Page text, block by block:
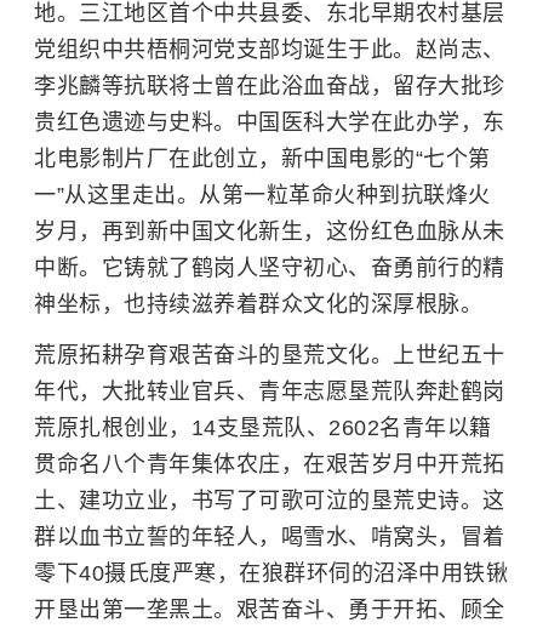
地。三江地区首个中共县委、东北早期农村基层
党组织中共梧桐河党支部均诞生于此。赵尚志、
李兆麟等抗联将士曾在此浴血奋战，留存大批珍
贵红色遗迹与史料。 中国医科大学在此办学，东
北电影制片厂在此创立，新中国电影的“七个第
一”从这里走出。从第一粒革命火种到抗联烽火
岁月，再到新中国文化新生，这份红色血脉从未
中断。它铸就了鹤岗人坚守初心、奋勇前行的精
神坐标，也持续滋养着群众文化的深厚根脉。
荒原拓耕孕育艰苦奋斗的垦荒文化。上世纪五十
年代，大批转业官兵、青年志愿垦荒队奔赴鹤岗
荒原扎根创业，14支垦荒队、2602名青年以籍
贯命名八个青年集体农庄，在艰苦岁月中开荒拓
土、建功立业，书写了可歌可泣的垦荒史诗。这
群以血书立誓的年轻人，喝雪水、啃窝头，冒着
零下40摄氏度严寒，在狼群环伺的沼泽中用铁锹
开垦出第一垄黑土。艰苦奋斗、勇于开拓、顾全